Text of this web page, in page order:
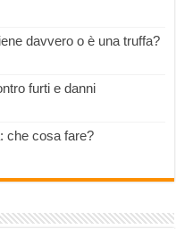
davvero o è una truffa?
furti e danni
che cosa fare?